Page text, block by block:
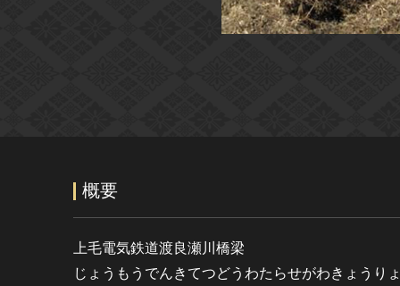
概要
上毛電気鉄道渡良瀬川橋梁
じょうもうでんきてつどうわたらせがわきょうり